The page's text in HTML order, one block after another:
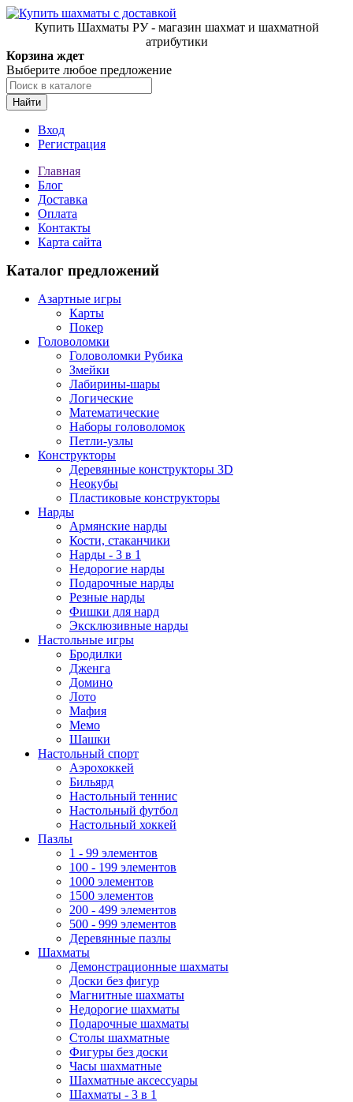
Купить Шахматы РУ - магазин шахмат и шахматной
атрибутики
Корзина ждет
Выберите любое предложение
Найти
Вход
Регистрация
Главная
Блог
Доставка
Оплата
Контакты
Карта сайта
Каталог предложений
Азартные игры
Карты
Покер
Головоломки
Головоломки Рубика
Змейки
Лабирины-шары
Логические
Математические
Наборы головоломок
Петли-узлы
Конструкторы
Деревянные конструкторы 3D
Неокубы
Пластиковые конструкторы
Нарды
Армянские нарды
Кости, стаканчики
Нарды - 3 в 1
Недорогие нарды
Подарочные нарды
Резные нарды
Фишки для нард
Эксклюзивные нарды
Настольные игры
Бродилки
Дженга
Домино
Лото
Мафия
Мемо
Шашки
Настольный спорт
Аэрохоккей
Бильярд
Настольный теннис
Настольный футбол
Настольный хоккей
Пазлы
1 - 99 элементов
100 - 199 элементов
1000 элементов
1500 элементов
200 - 499 элементов
500 - 999 элементов
Деревянные пазлы
Шахматы
Демонстрационные шахматы
Доски без фигур
Магнитные шахматы
Недорогие шахматы
Подарочные шахматы
Столы шахматные
Фигуры без доски
Часы шахматные
Шахматные аксессуары
Шахматы - 3 в 1